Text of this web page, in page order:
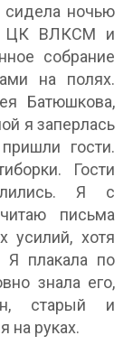
сидела ночью
ЦК ВЛКСМ и
собрание
на полях.
Батюшкова,
я заперлась
гости.
Гости
Я с
письма
усилий, хотя
плакала по
знала его,
старый и
на руках.